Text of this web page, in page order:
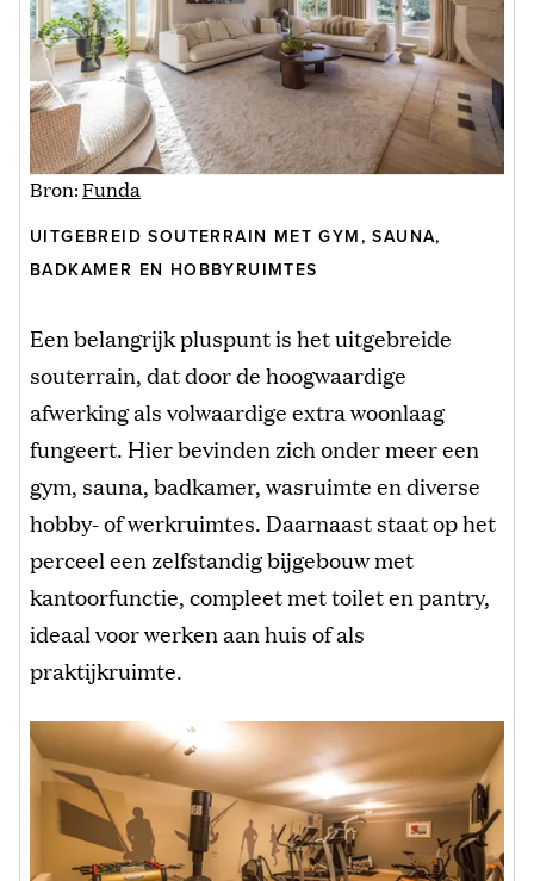
Bron:Funda
UITGEBREID SOUTERRAIN MET GYM, SAUNA,
BADKAMER EN HOBBYRUIMTES
Een belangrijk pluspunt is het uitgebreide
souterrain, dat door de hoogwaardige
afwerking als volwaardige extra woonlaag
fungeert. Hier bevinden zich onder meer een
gym, sauna, badkamer, wasruimte en diverse
hobby- of werkruimtes. Daarnaast staat op het
perceel een zelfstandig bijgebouw met
kantoorfunctie, compleet met toilet en pantry,
ideaal voor werken aan huis of als
praktijkruimte.